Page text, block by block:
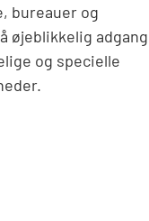
bureauer og
øjeblikkelig adgang
og specielle